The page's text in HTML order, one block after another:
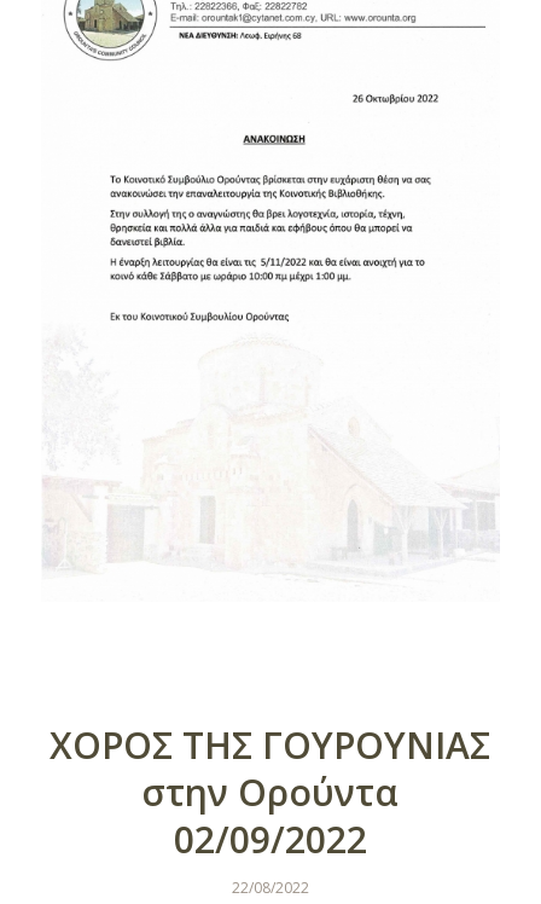
ΧΟΡΟΣ ΤΗΣ ΓΟΥΡΟΥΝΙΑΣ
στην Ορούντα
02/09/2022
22/08/2022